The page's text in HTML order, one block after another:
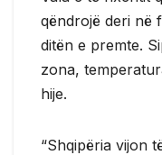
qëndrojë deri në
ditën e premte.
zona,
hije.
“Shqipëria vijon